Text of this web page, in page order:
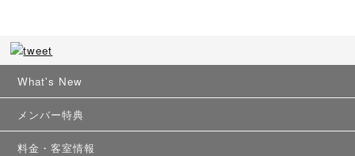
What's New
メンバー特典
料金・客室情報